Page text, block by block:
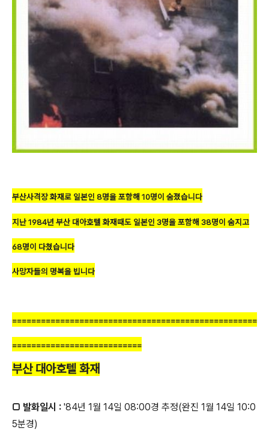
부산사격장 화재로 일본인 8명을 포함해 10명이 숨졌습니다
지난 1984년 부산 대아호텔 화재때도 일본인 3명을 포함해 38명이 숨지고
68명이 다쳤습니다
사망자들의 명복을 빕니다
===================================================
===========================
부산 대아호텔 화재
□ 발화일시 : '84년 1월 14일 08:00경 추정(완진 1월 14일 10:0
5분경)